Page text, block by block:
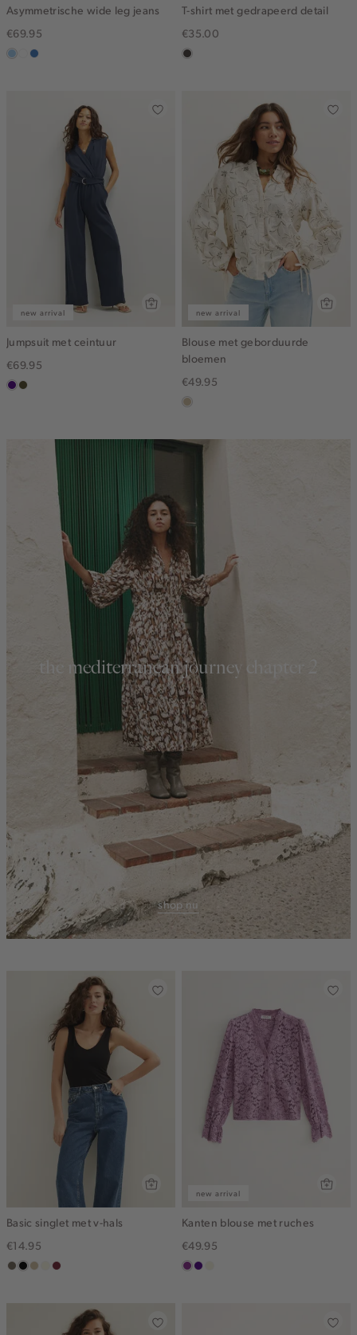
Asymmetrische wide leg jeans
€69.95
blauw,
witblauw,
T-shirt met gedrapeerd detail
€35.00
choco
new arrival
Jumpsuit met ceintuur
€69.95
indigogroen,
new arrival
Blouse met geborduurde
bloemen
€49.95
lichtzand
the mediterranean journey chapter 2
shop nu
Basic singlet met v-hals
€14.95
middenbruin
zwartlichtzand
wit,bordeaux
new arrival
Kanten blouse met ruches
€49.95
middenpaars
indigo